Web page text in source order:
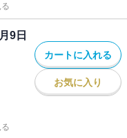
9日
カートに入れる
お気に入り